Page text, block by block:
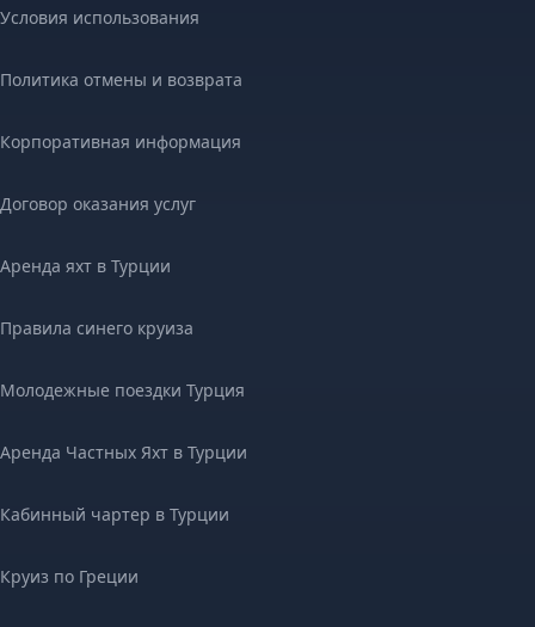
Условия использования
Политика отмены и возврата
Корпоративная информация
Договор оказания услуг
Аренда яхт в Турции
Правила синего круиза
Молодежные поездки Турция
Аренда Частных Яхт в Турции
Кабинный чартер в Турции
Круиз по Греции